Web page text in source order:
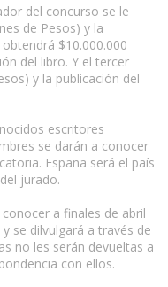
del concurso se le
de Pesos) y la
$10.000.000
del libro. Y el tercer
y la publicación del
escritores
se darán a conocer
España será el país
jurado.
a finales de abril
se dilvulgará a través de
no les serán devueltas a
con ellos.